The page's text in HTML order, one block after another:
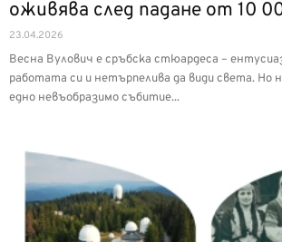
оживява след падане от 10
23.04.2026
Весна Вулович е сръбска стюардеса –
работата си и нетърпелива да види света. Но
едно невъобразимо събитие...